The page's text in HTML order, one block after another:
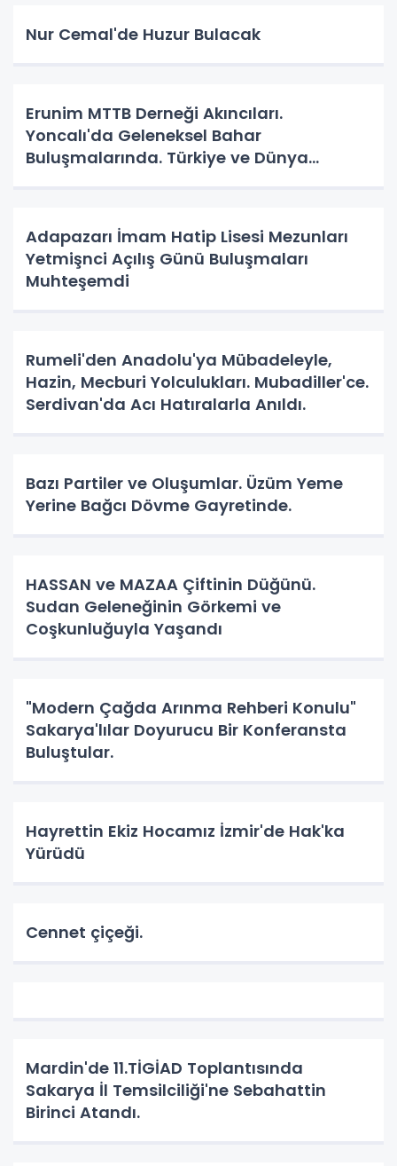
Nur Cemal'de Huzur Bulacak
Erunim MTTB Derneği Akıncıları.
Yoncalı'da Geleneksel Bahar
Buluşmalarında. Türkiye ve Dünya
Adapazarı İmam Hatip Lisesi Mezunları
Yetmişnci Açılış Günü Buluşmaları
Muhteşemdi
Rumeli'den Anadolu'ya Mübadeleyle,
Hazin, Mecburi Yolculukları. Mubadiller'ce.
Serdivan'da Acı Hatıralarla Anıldı.
Bazı Partiler ve Oluşumlar. Üzüm Yeme
Yerine Bağcı Dövme Gayretinde.
HASSAN ve MAZAA Çiftinin Düğünü.
Sudan Geleneğinin Görkemi ve
Coşkunluğuyla Yaşandı
"Modern Çağda Arınma Rehberi Konulu"
Sakarya'lılar Doyurucu Bir Konferansta
Buluştular.
Hayrettin Ekiz Hocamız İzmir'de Hak'ka
Yürüdü
Cennet çiçeği.
Mardin'de 11.TİGİAD Toplantısında
Sakarya İl Temsilciliği'ne Sebahattin
Birinci Atandı.